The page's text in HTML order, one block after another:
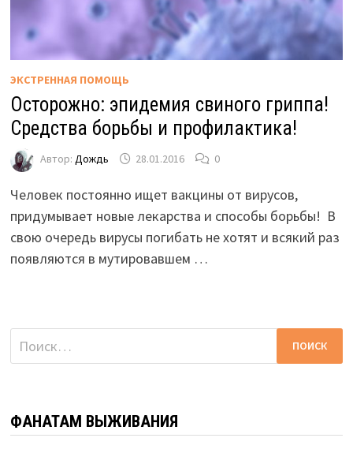
ЭКСТРЕННАЯ ПОМОЩЬ
Осторожно: эпидемия свиного гриппа!
Средства борьбы и профилактика!
Автор: Дождь 28.01.2016 0
Человек постоянно ищет вакцины от вирусов,
придумывает новые лекарства и способы борьбы! В
свою очередь вирусы погибать не хотят и всякий раз
появляются в мутировавшем …
Найти:
ФАНАТАМ ВЫЖИВАНИЯ